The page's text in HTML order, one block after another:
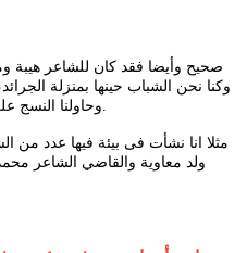
صحيح وأيضا فقد كان للشاعر هيبة
وكنا نحن الشباب حينها بمنزلة
مثلا انا نشأت فى بيئة فيها عدد من
ولد معاوية والقاضي الشاعر